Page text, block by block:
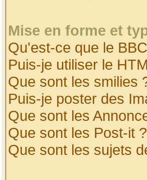
Mise en forme et
Qu'est-ce que le
Puis-je utiliser le
Que sont les smilies
Puis-je poster des
Que sont les
Que sont les Post-it ?
Que sont les sujets